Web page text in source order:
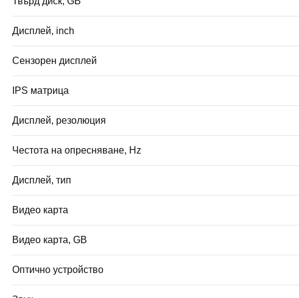
Дисплей, inch
Сензорен дисплей
IPS матрица
Дисплей, резолюция
Честота на опресняване, Hz
Дисплей, тип
Видео карта
Видео карта, GB
Оптично устройство